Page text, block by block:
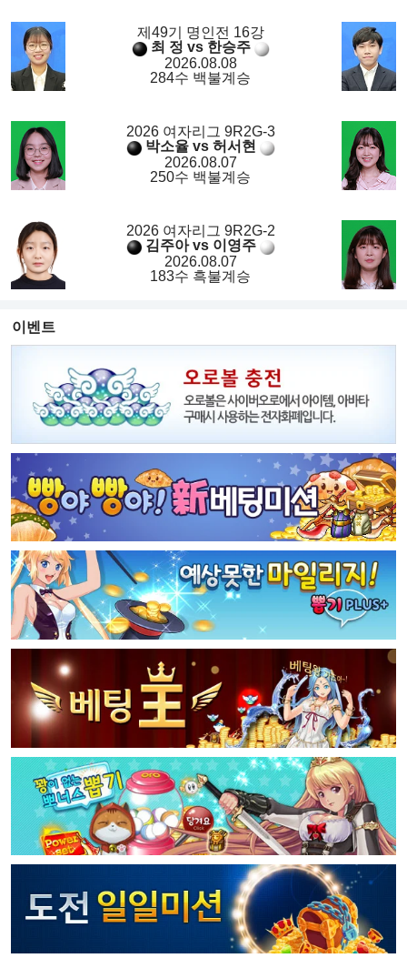
제49기 명인전 16강
최 정 vs 한승주
2026.08.08
284수 백불계승
2026 여자리그 9R2G-3
박소율 vs 허서현
2026.08.07
250수 백불계승
2026 여자리그 9R2G-2
김주아 vs 이영주
2026.08.07
183수 흑불계승
이벤트